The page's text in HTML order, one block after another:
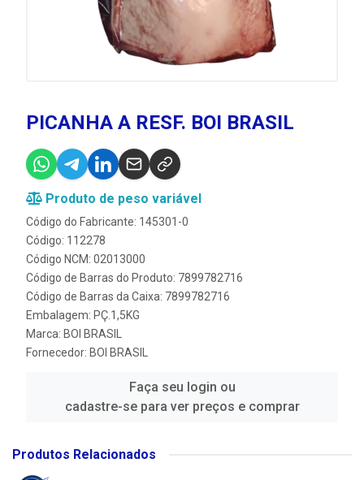
PICANHA A RESF. BOI BRASIL
Produto de peso variável
Código do Fabricante: 145301-0
Código: 112278
Código NCM: 02013000
Código de Barras do Produto: 7899782716
Código de Barras da Caixa: 7899782716
Embalagem: PÇ.1,5KG
Marca: BOI BRASIL
Fornecedor: BOI BRASIL
Faça seu login ou
cadastre-se para ver preços e comprar
Produtos Relacionados